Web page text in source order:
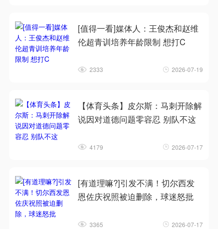
[值得一看]媒体人：王俊杰和赵维
伦超青训培养年龄限制 想打C
2333 2026-07-19
【体育头条】皮尔斯：马刺开除解
说因对道德问题零容忍 别队不这
4179 2026-07-17
[有道理嘛?]引发不满！切尔西发
恩佐庆祝照被迫删除，球迷怒批
3365 2026-07-17